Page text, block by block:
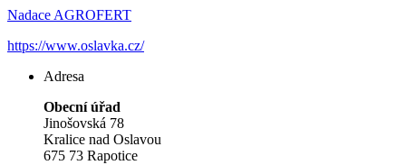
Nadace AGROFERT
https://www.oslavka.cz/
Adresa
Obecní úřad
Jinošovská 78
Kralice nad Oslavou
675 73 Rapotice